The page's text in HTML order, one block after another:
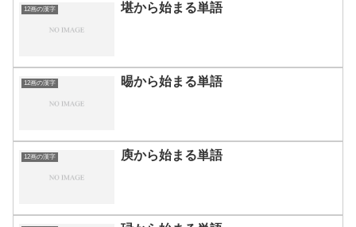
12画の漢字 堪から始まる単語
12画の漢字 晹から始まる単語
12画の漢字 庾から始まる単語